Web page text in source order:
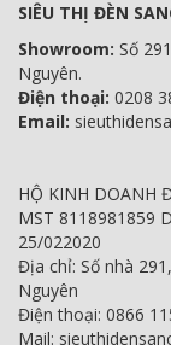
SIÊU THỊ ĐÈN
Showroom: Số
Nguyên.
Điện thoại: 0208
Email:
HỘ KINH DOANH
MST 8118981859
25/022020
Địa chỉ: Số nhà
Nguyên
Điện thoại: 0866
Mail: